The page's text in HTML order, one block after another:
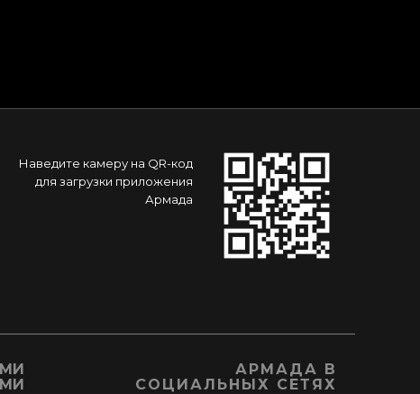
Наведите камеру на QR-код
для загрузки приложения
Армада
АРМАДА В
СОЦИАЛЬНЫХ СЕТЯХ